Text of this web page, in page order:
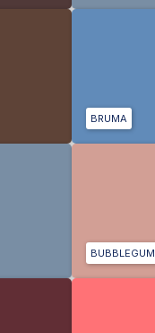
BRUMA
BUBBLEGUM